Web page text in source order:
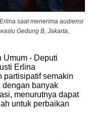
saat menerima audiensi
Gedung B, Jakarta,
Umum - Deputi
Erlina
partisipatif semakin
dengan banyak
menurutnya dapat
untuk perbaikan